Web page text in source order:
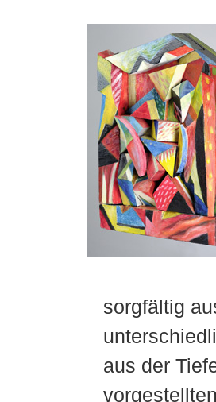
sorgfältig
aus der